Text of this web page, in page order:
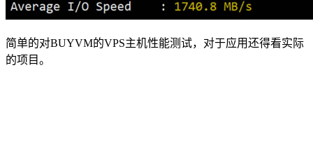
简单的对BUYVM的VPS主机性能测试，对于应用还得看实际
的项目。